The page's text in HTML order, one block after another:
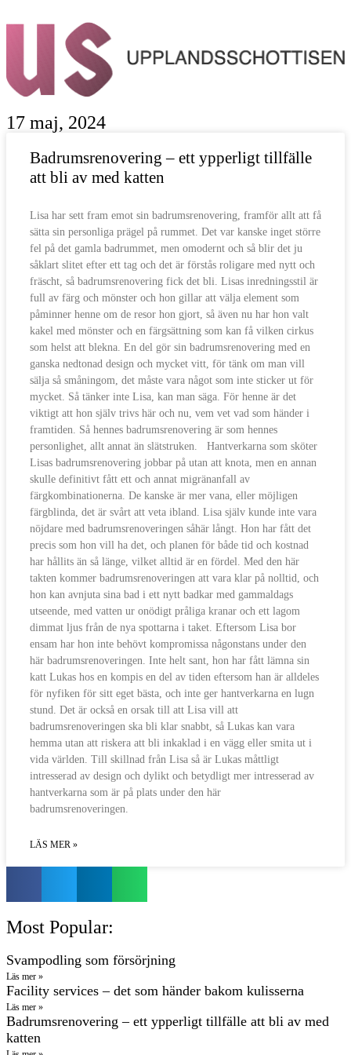
17 maj, 2024
Badrumsrenovering – ett ypperligt tillfälle
att bli av med katten
Lisa har sett fram emot sin badrumsrenovering, framför allt att få
sätta sin personliga prägel på rummet. Det var kanske inget större
fel på det gamla badrummet, men omodernt och så blir det ju
såklart slitet efter ett tag och det är förstås roligare med nytt och
fräscht, så badrumsrenovering fick det bli. Lisas inredningsstil är
full av färg och mönster och hon gillar att välja element som
påminner henne om de resor hon gjort, så även nu har hon valt
kakel med mönster och en färgsättning som kan få vilken cirkus
som helst att blekna. En del gör sin badrumsrenovering med en
ganska nedtonad design och mycket vitt, för tänk om man vill
sälja så småningom, det måste vara något som inte sticker ut för
mycket. Så tänker inte Lisa, kan man säga. För henne är det
viktigt att hon själv trivs här och nu, vem vet vad som händer i
framtiden. Så hennes badrumsrenovering är som hennes
personlighet, allt annat än slätstruken. Hantverkarna som sköter
Lisas badrumsrenovering jobbar på utan att knota, men en annan
skulle definitivt fått ett och annat migränanfall av
färgkombinationerna. De kanske är mer vana, eller möjligen
färgblinda, det är svårt att veta ibland. Lisa själv kunde inte vara
nöjdare med badrumsrenoveringen såhär långt. Hon har fått det
precis som hon vill ha det, och planen för både tid och kostnad
har hållits än så länge, vilket alltid är en fördel. Med den här
takten kommer badrumsrenoveringen att vara klar på nolltid, och
hon kan avnjuta sina bad i ett nytt badkar med gammaldags
utseende, med vatten ur onödigt pråliga kranar och ett lagom
dimmat ljus från de nya spottarna i taket. Eftersom Lisa bor
ensam har hon inte behövt kompromissa någonstans under den
här badrumsrenoveringen. Inte helt sant, hon har fått lämna sin
katt Lukas hos en kompis en del av tiden eftersom han är alldeles
för nyfiken för sitt eget bästa, och inte ger hantverkarna en lugn
stund. Det är också en orsak till att Lisa vill att
badrumsrenoveringen ska bli klar snabbt, så Lukas kan vara
hemma utan att riskera att bli inkaklad i en vägg eller smita ut i
vida världen. Till skillnad från Lisa så är Lukas måttligt
intresserad av design och dylikt och betydligt mer intresserad av
hantverkarna som är på plats under den här
badrumsrenoveringen.
LÄS MER »
Most Popular:
Svampodling som försörjning
Läs mer »
Facility services – det som händer bakom kulisserna
Läs mer »
Badrumsrenovering – ett ypperligt tillfälle att bli av med
katten